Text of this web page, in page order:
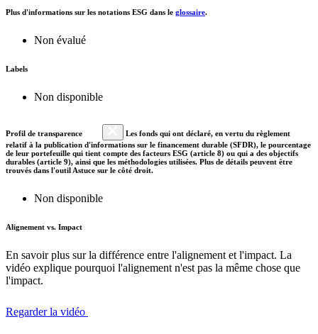
Plus d'informations sur les notations ESG dans le glossaire.
Non évalué
Labels
Non disponible
Profil de transparence
Les fonds qui ont déclaré, en vertu du règlement
relatif à la publication d'informations sur le financement durable (SFDR), le pourcentage
de leur portefeuille qui tient compte des facteurs ESG (article 8) ou qui a des objectifs
durables (article 9), ainsi que les méthodologies utilisées. Plus de détails peuvent être
trouvés dans l'outil Astuce sur le côté droit.
Non disponible
Alignement vs. Impact
En savoir plus sur la différence entre l'alignement et l'impact. La
vidéo explique pourquoi l'alignement n'est pas la même chose que
l'impact.
Regarder la vidéo